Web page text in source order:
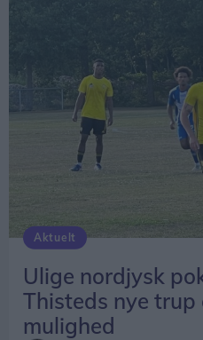
Aktuelt
Ulige nordjysk
Thisteds nye trup
mulighed